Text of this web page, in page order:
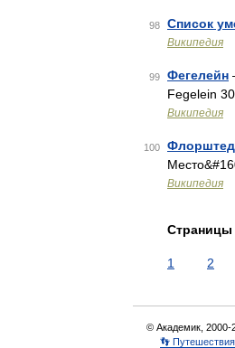
98 Список
Википедия
99 Фегелейн
Fegelein
Википедия
100
Википедия
Страницы
1 2
© Академик, 2000-
👣 Путешествия